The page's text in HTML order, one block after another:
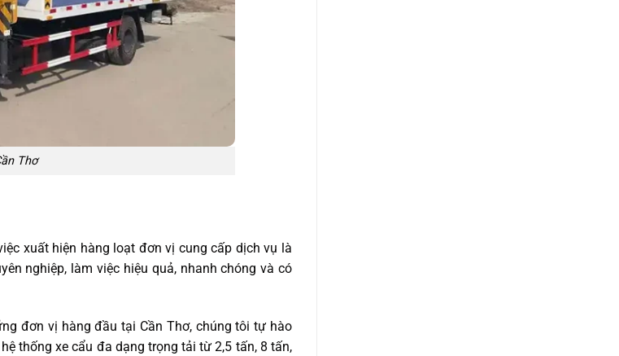
Thơ
xuất hiện hàng loạt đơn vị cung cấp dịch vụ là
nghiệp, làm việc hiệu quả, nhanh chóng và có
đơn vị hàng đầu tại Cần Thơ, chúng tôi tự hào
thống xe cẩu đa dạng trọng tải từ 2,5 tấn, 8 tấn,